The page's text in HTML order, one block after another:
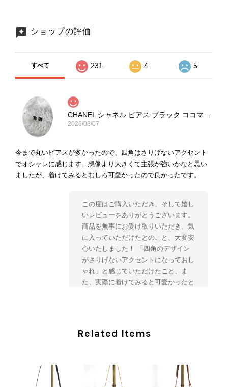
ショップの評価
すべて 231 4 5
2026/08/07
今まで丸いピアスが多かったので、四角はさりげないアクセント
でオシャレに感じます。想像より大きくて主張が強いかなと思い
ましたが、着けてみるとむしろ可愛かったので良かったです。
この度はご購入いただき、そして嬉し
いレビューをありがとうございます。
商品を無事にお受け取りいただき、気
に入っていただけたとのこと、大変安
心いたしました！ 「四角のデザイン
がさりげないアクセントになっておし
ゃれ」と感じていただけたこと、ま
た、実際に着けてみると可愛かったと
ご愛用いただけましたら幸いです。
談ください。 またご縁がございまし
たら、ぜひよろしくお願いいたしま
Related Items